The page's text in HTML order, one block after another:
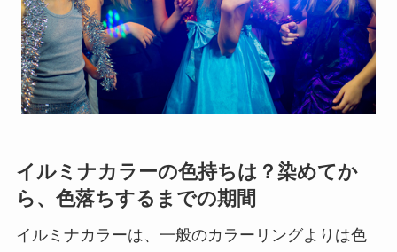
イルミナカラーの色持ちは？染めてか
ら、色落ちするまでの期間
イルミナカラーは、一般のカラーリングよりは色